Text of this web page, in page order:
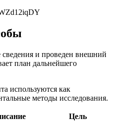
и проведен внешний
план дальнейшего
используются как
методы исследования.
Цель